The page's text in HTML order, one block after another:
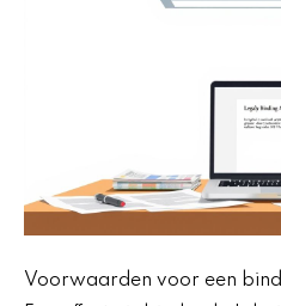
Voorwaarden voor een